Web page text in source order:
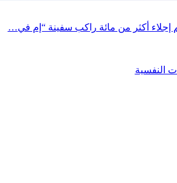
إجلاء أكثر من مائة راكب سفينة “إم في…
النفسية